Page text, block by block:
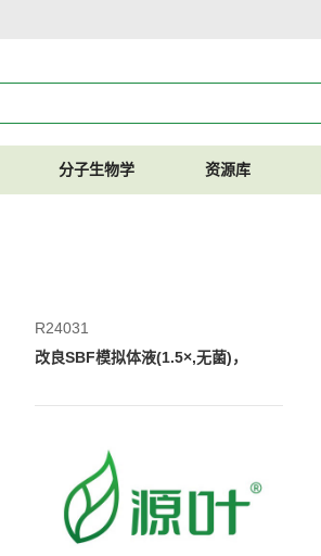
分子生物学 资源库
R24031
改良SBF模拟体液(1.5×,无菌)，